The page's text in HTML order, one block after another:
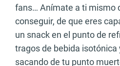
fans… Anímate a ti mismo
conseguir, de que eres
un snack en el punto de
tragos de bebida
sacando de tu punto